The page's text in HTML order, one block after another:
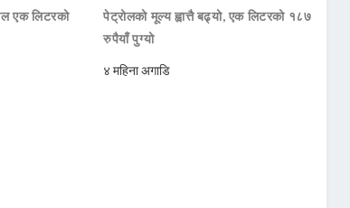
एक लिटरको
पेट्रोलको मूल्य ह्वात्तै बढ्यो, एक लिटरको १८७
रुपैयाँ पुग्यो
४ महिना अगाडि